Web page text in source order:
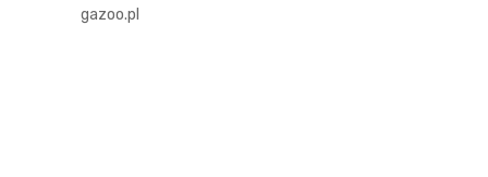
gazoo.pl